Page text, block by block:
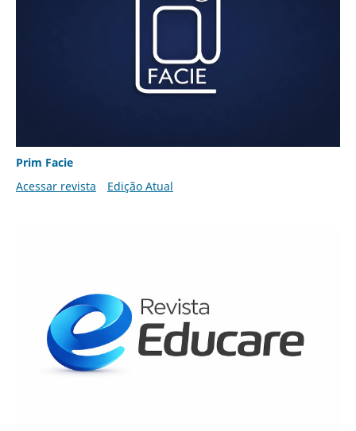
Prim Facie
Acessar revista
Edição Atual